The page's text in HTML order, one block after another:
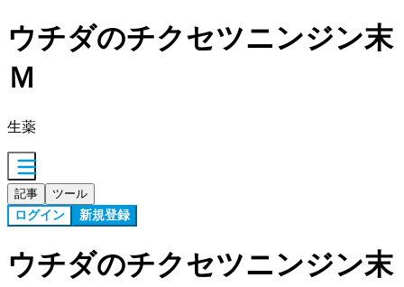
ウチダのチクセツニンジン末
Ｍ
生薬
記事 ツール
ログイン 新規登録
ウチダのチクセツニンジン末